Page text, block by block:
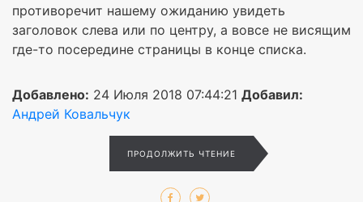
противоречит нашему ожиданию увидеть
заголовок слева или по центру, а вовсе не висящим
где-то посередине страницы в конце списка.
Добавлено: 24 Июля 2018 07:44:21 Добавил:
Андрей Ковальчук
ПРОДОЛЖИТЬ ЧТЕНИЕ